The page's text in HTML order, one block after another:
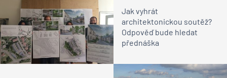
Jak vyhrát
architektonickou soutěž?
Odpověď bude hledat
přednáška